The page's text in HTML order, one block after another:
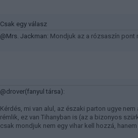
Csak egy válasz
@Mrs. Jackman: Mondjuk az a rózsaszín pont
@drover(fanyul társa):
Kérdés, mi van alul, az északi parton ugye
rémlik, ez van Tihanyban is (az a bizonyos
csak mondjuk nem egy vihar kell hozzá, hanem